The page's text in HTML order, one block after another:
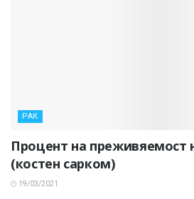
РАК
Процент на преживяемост
(костен сарком)
19/03/2021